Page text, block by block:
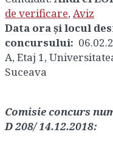
de verificare, Aviz
Data ora și locul
concursului:
A, Etaj 1,
Suceava
Comisie concurs
D 208/ 14.12.2018: